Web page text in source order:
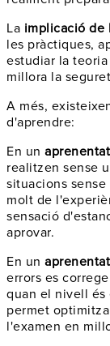
La implicació de
les pràctiques,
estudiar la
millora la
A més,
d'aprendre:
En un
realitzen sense
situacions
molt de
sensació
aprovar.
En un
errors es
quan el nivell
permet
l'examen en